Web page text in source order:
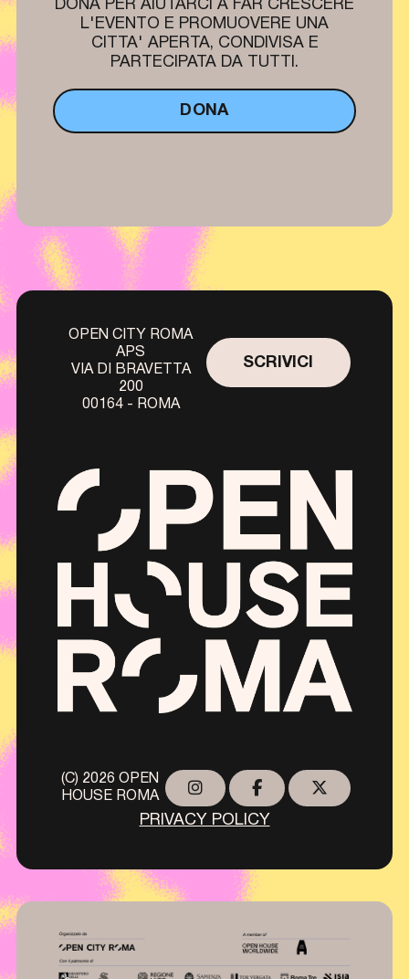
DONA PER AIUTARCI A FAR CRESCERE
L'EVENTO E PROMUOVERE UNA
CITTA' APERTA, CONDIVISA E
PARTECIPATA DA TUTTI.
DONA
OPEN CITY ROMA
APS
VIA DI BRAVETTA
200
00164 - ROMA
SCRIVICI
(C) 2026 OPEN
HOUSE ROMA
PRIVACY POLICY